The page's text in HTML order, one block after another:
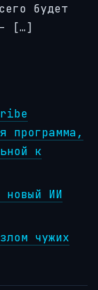
будет
– […]
программа,
к
новый ИИ
чужих